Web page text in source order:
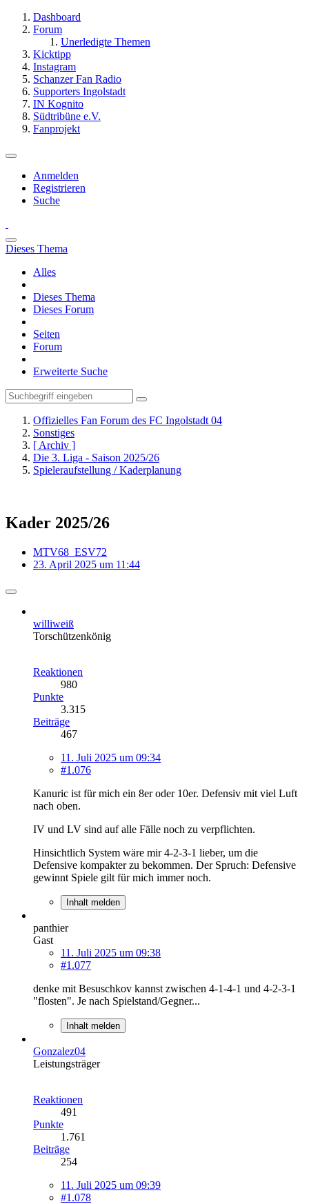
Dashboard
Forum
Unerledigte Themen
Kicktipp
Instagram
Schanzer Fan Radio
Supporters Ingolstadt
IN Kognito
Südtribüne e.V.
Fanprojekt
Anmelden
Registrieren
Suche
Dieses Thema
Alles
Dieses Thema
Dieses Forum
Seiten
Forum
Erweiterte Suche
Offizielles Fan Forum des FC Ingolstadt 04
Sonstiges
[ Archiv ]
Die 3. Liga - Saison 2025/26
Spieleraufstellung / Kaderplanung
Kader 2025/26
MTV68_ESV72
23. April 2025 um 11:44
williweiß
Torschützenkönig
Reaktionen
980
Punkte
3.315
Beiträge
467
11. Juli 2025 um 09:34
#1.076
Kanuric ist für mich ein 8er oder 10er. Defensiv mit viel Luft
nach oben.
IV und LV sind auf alle Fälle noch zu verpflichten.
Hinsichtlich System wäre mir 4-2-3-1 lieber, um die
Defensive kompakter zu bekommen. Der Spruch: Defensive
gewinnt Spiele gilt für mich immer noch.
Inhalt melden
panthier
Gast
11. Juli 2025 um 09:38
#1.077
denke mit Besuschkov kannst zwischen 4-1-4-1 und 4-2-3-1
"flosten". Je nach Spielstand/Gegner...
Inhalt melden
Gonzalez04
Leistungsträger
Reaktionen
491
Punkte
1.761
Beiträge
254
11. Juli 2025 um 09:39
#1.078